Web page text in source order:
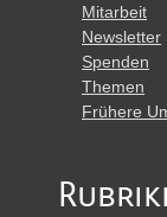
Mitarbeit
Newsletter
Spenden
Themen
Frühere